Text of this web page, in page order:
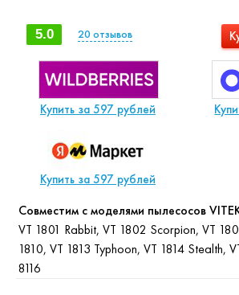
5.0 20 отзывов
Купить за 597 рублей
Купить за 597 рублей
Совместим с моделями пылесосов
VT 1801 Rabbit, VT 1802 Scorpion, VT
1810, VT 1813 Typhoon, VT 1814 Stealth,
8116